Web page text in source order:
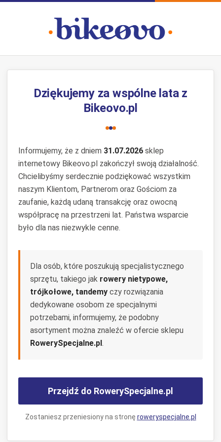
Dziękujemy za wspólne lata z
Bikeovo.pl
Informujemy, że z dniem 31.07.2026 sklep
internetowy Bikeovo.pl zakończył swoją działalność.
Chcielibyśmy serdecznie podziękować wszystkim
naszym Klientom, Partnerom oraz Gościom za
zaufanie, każdą udaną transakcję oraz owocną
współpracę na przestrzeni lat. Państwa wsparcie
było dla nas niezwykle cenne.
Dla osób, które poszukują specjalistycznego
sprzętu, takiego jak rowery nietypowe,
trójkołowe, tandemy czy rozwiązania
dedykowane osobom ze specjalnymi
potrzebami, informujemy, że podobny
asortyment można znaleźć w ofercie sklepu
RowerySpecjalne.pl.
Przejdź do RowerySpecjalne.pl
Zostaniesz przeniesiony na stronę roweryspecjalne.pl